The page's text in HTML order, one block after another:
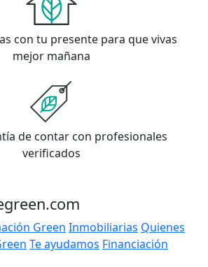
con tu presente para que vivas
mejor mañana
de contar con profesionales
verificados
Green Inmobiliarias Quienes
Te ayudamos Financiación